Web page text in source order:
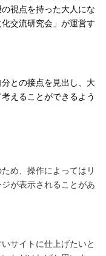
視点を持った大人にな
交流研究会」が運営す
との接点を見出し、大
えることができるよう
め、操作によってはリ
が表示されることがあ
サイトに仕上げたいと